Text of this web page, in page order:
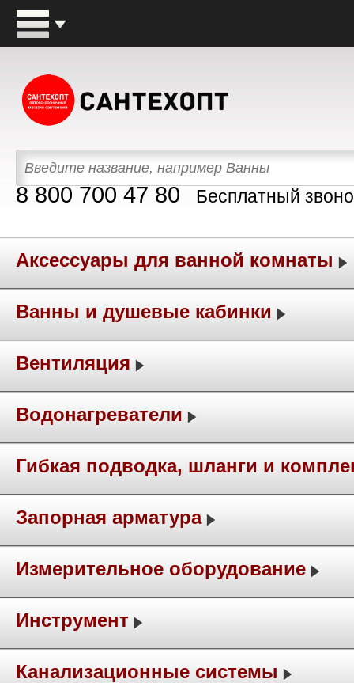
8 800 700 47 80 Бесплатный
Аксессуары для ванной комнаты
Ванны и душевые кабинки
Вентиляция
Водонагреватели
Гибкая подводка, шланги и
Запорная арматура
Измерительное оборудование
Инструмент
Канализационные системы